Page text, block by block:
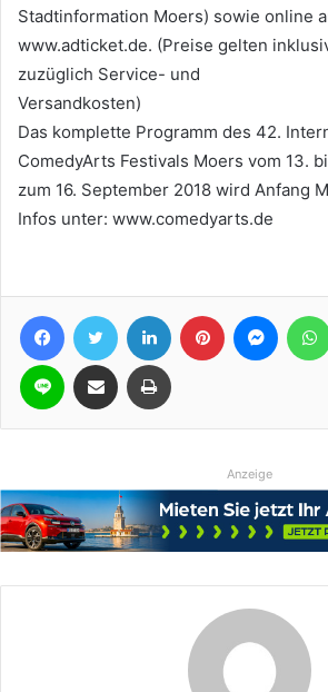
Stadtinformation Moers) sowie online
www.adticket.de. (Preise gelten
zuzüglich Service- und
Versandkosten)
Das komplette Programm des 42.
ComedyArts Festivals Moers vom 13.
zum 16. September 2018 wird Anfang
Infos unter: www.comedyarts.de
FacebookTwitter LinkedIn Pinterest
Line Teile per E-Mail Drucken
Anzeige